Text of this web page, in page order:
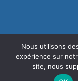
© Fiscannu 2005 -
Nous utilisons
expérience sur
site, nous